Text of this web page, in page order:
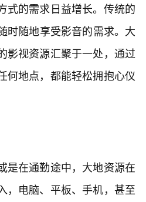
式的需求日益增长。传统的
时随地享受影音的需求。大
影视资源汇聚于一处，通过
何地点，都能轻松拥抱心仪
是在通勤途中，大地资源在
，电脑、平板、手机，甚至